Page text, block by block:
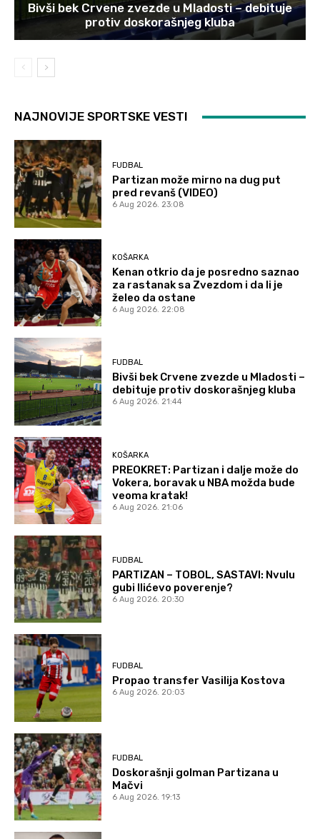
Bivši bek Crvene zvezde u Mladosti – debituje
protiv doskorašnjeg kluba
NAJNOVIJE SPORTSKE VESTI
FUDBAL
Partizan može mirno na dug put
pred revanš (VIDEO)
6 Aug 2026. 23:08
KOŠARKA
Kenan otkrio da je posredno saznao
za rastanak sa Zvezdom i da li je
želeo da ostane
6 Aug 2026. 22:08
FUDBAL
Bivši bek Crvene zvezde u Mladosti –
debituje protiv doskorašnjeg kluba
6 Aug 2026. 21:44
KOŠARKA
PREOKRET: Partizan i dalje može do
Vokera, boravak u NBA možda bude
veoma kratak!
6 Aug 2026. 21:06
FUDBAL
PARTIZAN – TOBOL, SASTAVI: Nvulu
gubi Ilićevo poverenje?
6 Aug 2026. 20:30
FUDBAL
Propao transfer Vasilija Kostova
6 Aug 2026. 20:03
FUDBAL
Doskorašnji golman Partizana u
Mačvi
6 Aug 2026. 19:13